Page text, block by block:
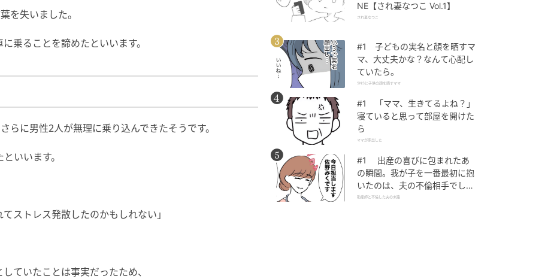
を失いました。
乗ることを諦めたといいます。
らに男性2人が無理に乗り込んできたそうです。
いいます。
ストレス発散したのかもしれない」
ていたことは事実だったため、
NE【され妻なつこ Vol.1】
され妻なつこ
#1 子どもの実名と顔を晒すマ
マ、大丈夫かな？なんて心配し
ていたら。
SNSに子供の顔を晒すママ
#1 「ママ、生きてるよね？」
寝ていると思って部屋を開けた
ら
ママが家出した
#1 出産の喜びに包まれたあ
の瞬間。我が子を一番最初に抱
いたのは、夫の不倫相手でし
た。
助産師と不倫した夫の末路